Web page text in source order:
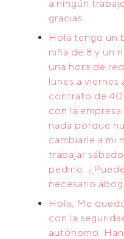
a ningún
gracias
Hola tengo un
niña de 8 y un
una hora de
lunes a viernes
contrato de 40
con la
nada porque
cambiarle a mi
trabajar
pedirlo.
necesario
Hola, Me
con la
autónomo.